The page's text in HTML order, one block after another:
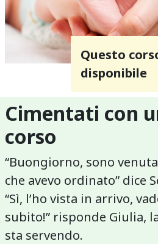
Questo
disponibile
Cimentati con
corso
“Buongiorno, sono
che avevo ordinato” dice
“Sì, l’ho vista in arrivo,
subito!” risponde Giulia,
sta servendo.